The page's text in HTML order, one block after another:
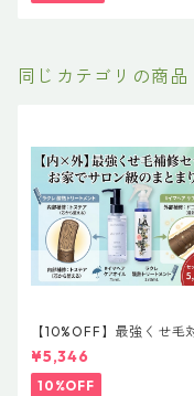
同じカテゴリの商品
【10%OFF】最強くせ毛
セット！内部×外部のW補
（ラクレ酸熱トリートメ
＆#イマヘア ケアオイル）
¥5,346
10%OFF